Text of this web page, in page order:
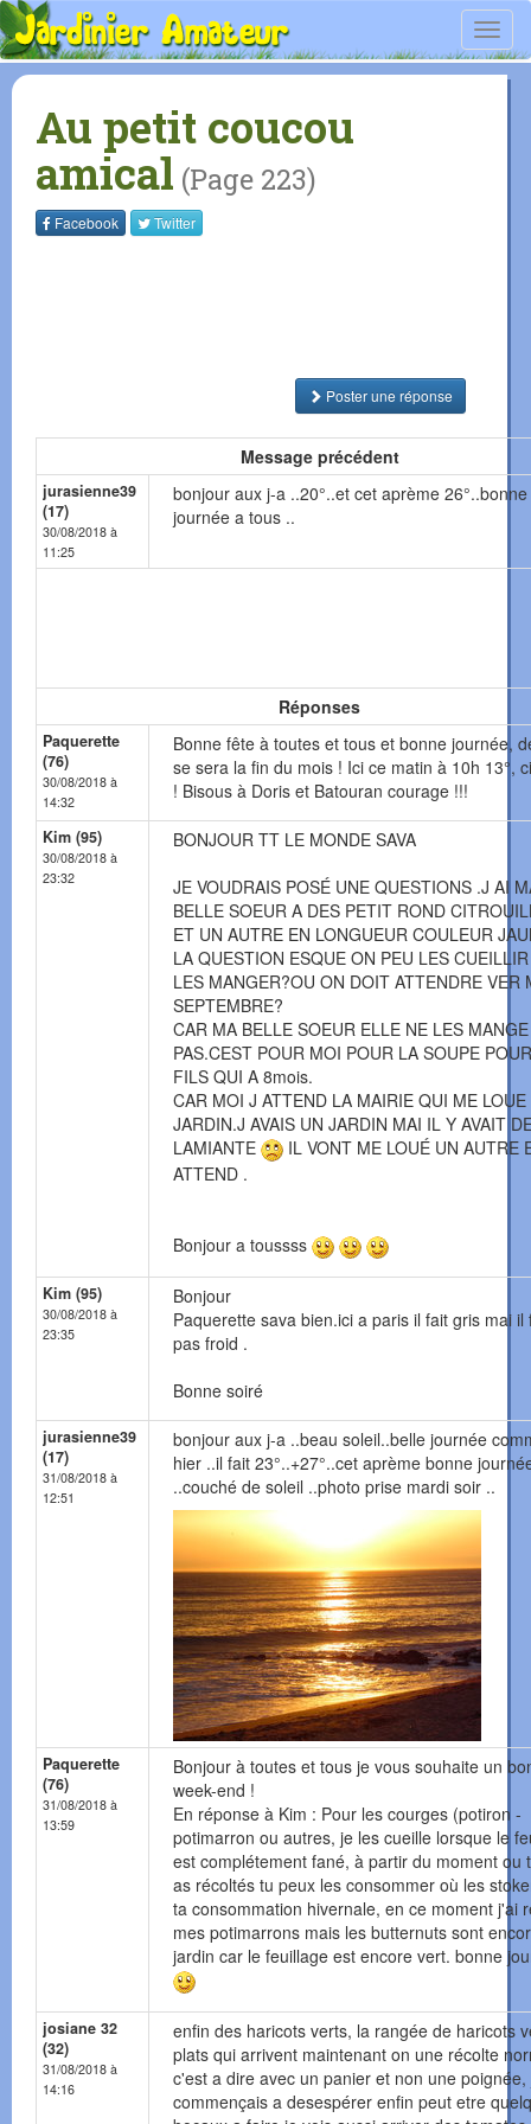
Au petit coucou
amical (Page 223)
Facebook Twitter
Poster une réponse
Message précédent
jurasienne39
(17)
30/08/2018 à
11:25
bonjour aux j-a ..20°..et cet aprème 26°..bonne
journée a tous ..
Réponses
Paquerette
(76)
30/08/2018 à
14:32
Bonne fête à toutes et tous et bonne journée,
se sera la fin du mois ! Ici ce matin à 10h 13°,
! Bisous à Doris et Batouran courage !!!
Kim (95)
30/08/2018 à
23:32
BONJOUR TT LE MONDE SAVA
JE VOUDRAIS POSÉ UNE QUESTIONS .J AI
BELLE SOEUR A DES PETIT ROND
ET UN AUTRE EN LONGUEUR COULEUR
LA QUESTION ESQUE ON PEU LES
LES MANGER?OU ON DOIT ATTENDRE VER
SEPTEMBRE?
CAR MA BELLE SOEUR ELLE NE LES MANGE
PAS.CEST POUR MOI POUR LA SOUPE
FILS QUI A 8mois.
CAR MOI J ATTEND LA MAIRIE QUI ME LOUE
JARDIN.J AVAIS UN JARDIN MAI IL Y AVAIT
LAMIANTE
IL VONT ME LOUÉ UN AUTRE
ATTEND .
Bonjour a toussss
Kim (95)
30/08/2018 à
23:35
Bonjour
Paquerette sava bien.ici a paris il fait gris mai il
pas froid .
Bonne soiré
jurasienne39
(17)
31/08/2018 à
12:51
bonjour aux j-a ..beau soleil..belle journée
hier ..il fait 23°..+27°..cet aprème bonne
..couché de soleil ..photo prise mardi soir ..
Paquerette
(76)
31/08/2018 à
13:59
Bonjour à toutes et tous je vous souhaite un
week-end !
En réponse à Kim : Pour les courges (potiron -
potimarron ou autres, je les cueille lorsque le
est complétement fané, à partir du moment ou
as récoltés tu peux les consommer où les
ta consommation hivernale, en ce moment j'ai
mes potimarrons mais les butternuts sont
jardin car le feuillage est encore vert. bonne
josiane 32
(32)
31/08/2018 à
14:16
enfin des haricots verts, la rangée de haricots
plats qui arrivent maintenant on une récolte
c'est a dire avec un panier et non une poignée,
commençais a desespérer enfin peut etre